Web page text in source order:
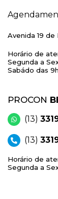
Avenida 19
Horário de
Segunda a
Sabádo das
PROCON
(13)
(13)
Horário de
Segunda a